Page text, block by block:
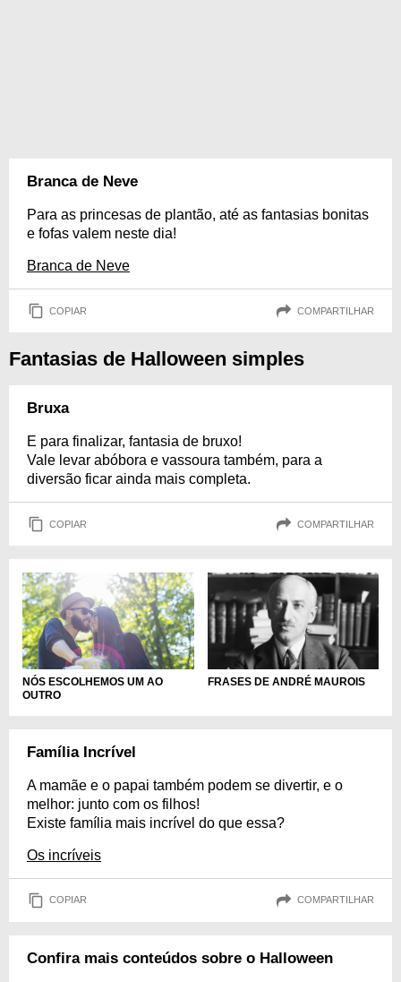
Branca de Neve
Para as princesas de plantão, até as fantasias bonitas
e fofas valem neste dia!
Branca de Neve
COPIAR COMPARTILHAR
Fantasias de Halloween simples
Bruxa
E para finalizar, fantasia de bruxo!
Vale levar abóbora e vassoura também, para a
diversão ficar ainda mais completa.
COPIAR COMPARTILHAR
NÓS ESCOLHEMOS UM AO
OUTRO
FRASES DE ANDRÉ MAUROIS
Família Incrível
A mamãe e o papai também podem se divertir, e o
melhor: junto com os filhos!
Existe família mais incrível do que essa?
Os incríveis
COPIAR COMPARTILHAR
Confira mais conteúdos sobre o Halloween